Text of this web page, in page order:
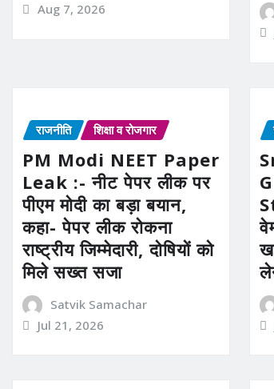
Aug 7, 2026
राजनीति शिक्षा व रोजगार
PM Modi NEET Paper
Leak :- नीट पेपर लीक पर
पीएम मोदी का बड़ा बयान,
कहा- पेपर लीक रोकना
राष्ट्रीय जिम्मेदारी, दोषियों को
मिले सख्त सजा
Satvik Samachar
Jul 21, 2026